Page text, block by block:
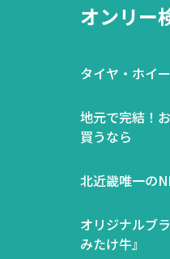
オンリー
タイヤ・ホイ
地元で完結！
買うなら
北近畿唯一の
オリジナルブ
みたけ牛』